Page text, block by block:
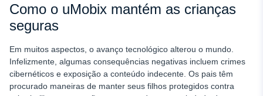
Como o uMobix mantém as crianças
seguras
Em muitos aspectos, o avanço tecnológico alterou o mundo.
Infelizmente, algumas consequências negativas incluem crimes
cibernéticos e exposição a conteúdo indecente. Os pais têm
procurado maneiras de manter seus filhos protegidos contra